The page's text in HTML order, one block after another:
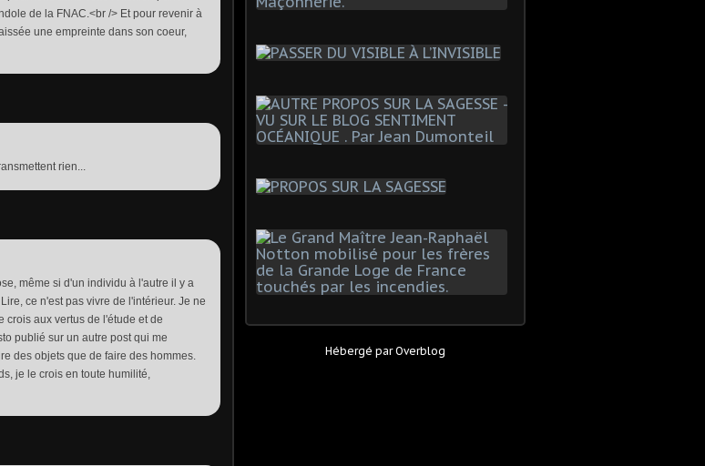
de la FNAC.<br /> Et pour revenir à
une empreinte dans son coeur,
rien...
même si d'un individu à l'autre il y a
ce n'est pas vivre de l'intérieur. Je ne
crois aux vertus de l'étude et de
publié sur un autre post qui me
des objets que de faire des hommes.
je le crois en toute humilité,
Hébergé parOverblog